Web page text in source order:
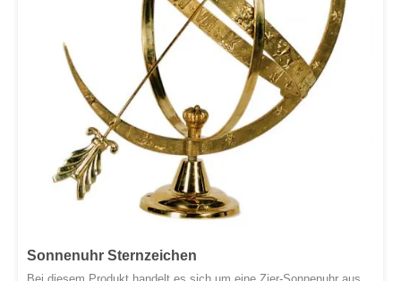
Sonnenuhr Sternzeichen